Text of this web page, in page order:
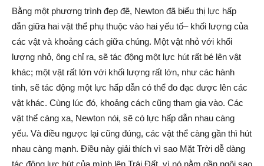
Bằng một phương trình đẹp đẽ, Newton đã biểu thị lực hấp
dẫn giữa hai vật thể phụ thuộc vào hai yếu tố– khối lượng của
các vật và khoảng cách giữa chúng. Một vật nhỏ với khối
lượng nhỏ, ông chỉ ra, sẽ tác động một lực hút rất bé lên vật
khác; một vật rất lớn với khối lượng rất lớn, như các hành
tinh, sẽ tác động một lực hấp dẫn có thể đo đạc được lên các
vật khác. Cùng lúc đó, khoảng cách cũng tham gia vào. Các
vật thể càng xa, Newton nói, sẽ có lực hấp dẫn nhau càng
yếu. Và điều ngược lại cũng đúng, các vật thể càng gần thì hút
nhau càng mạnh. Điều này giải thích vì sao Mặt Trời dễ dàng
tác động lực hút của mình lên Trái Đất, vì nó nằm gần ngôi sao